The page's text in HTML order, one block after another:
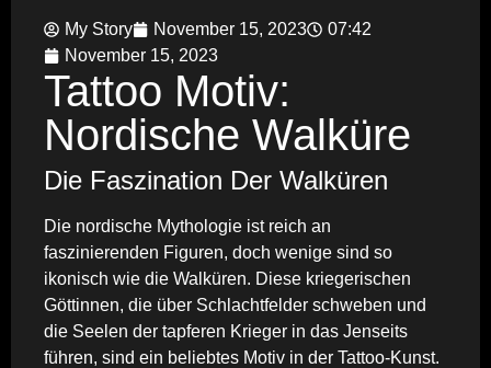
My Story November 15, 2023
07:42
November 15, 2023
Tattoo Motiv:
Nordische Walküre
Die Faszination Der Walküren
Die nordische Mythologie ist reich an
faszinierenden Figuren, doch wenige sind so
ikonisch wie die Walküren. Diese kriegerischen
Göttinnen, die über Schlachtfelder schweben und
die Seelen der tapferen Krieger in das Jenseits
führen, sind ein beliebtes Motiv in der Tattoo-Kunst.